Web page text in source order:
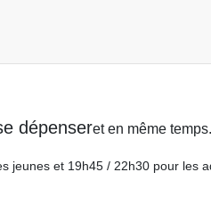
dépenseret en même
et 19h45 / 22h30 pour les